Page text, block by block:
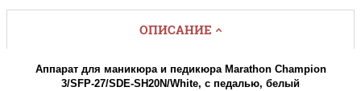
ОПИСАНИЕ
Аппарат для маникюра и педикюра Marathon Champion
3/SFP-27/SDE-SH20N/White, с педалью, белый